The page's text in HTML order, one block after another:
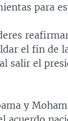
para
el fin de
salir el
y